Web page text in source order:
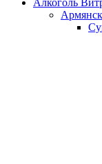
Алкоголь